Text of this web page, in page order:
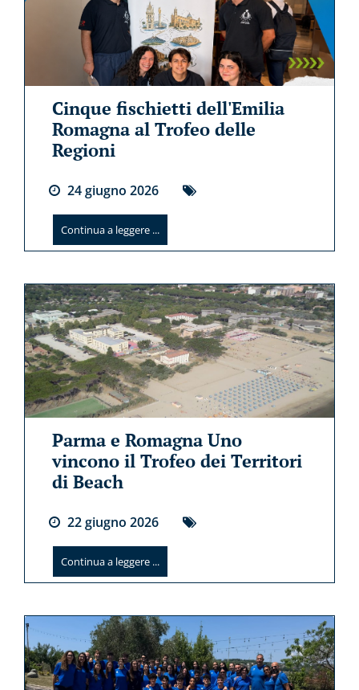
Cinque fischietti dell'Emilia
Romagna al Trofeo delle
Regioni
24giugno 2026
Continua a leggere ...
Parma e Romagna Uno
vincono il Trofeo dei Territori
di Beach
22giugno 2026
Continua a leggere ...